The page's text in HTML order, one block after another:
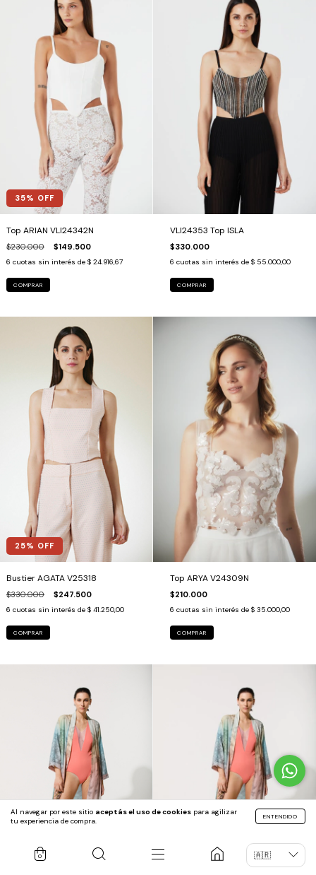
Al navegar por este sitio aceptás el uso de cookies para agilizar
tu experiencia de compra.
ENTENDIDO
0
35% OFF
Top ARIAN VLI24342N
$230.000 $149.500
6 cuotas sin interés de $ 24.916,67
COMPRAR
VLI24353 Top ISLA
$330.000
6 cuotas sin interés de $ 55.000,00
COMPRAR
25% OFF
Bustier AGATA V25318
$330.000 $247.500
6 cuotas sin interés de $ 41.250,00
COMPRAR
Top ARYA V24309N
$210.000
6 cuotas sin interés de $ 35.000,00
COMPRAR